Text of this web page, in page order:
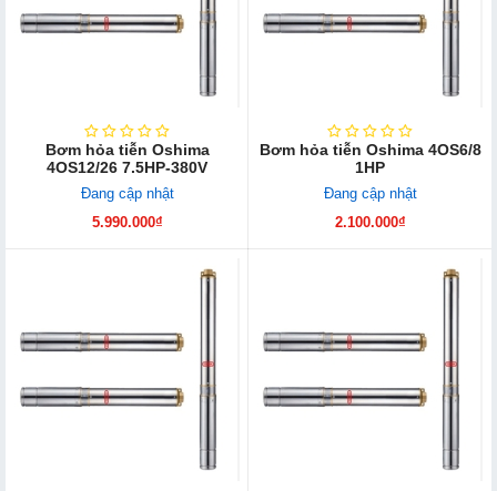
Bơm hỏa tiễn Oshima
4OS12/26 7.5HP-380V
Đang cập nhật
5.990.000₫
Bơm hỏa tiễn Oshima 4OS6/8
1HP
Đang cập nhật
2.100.000₫